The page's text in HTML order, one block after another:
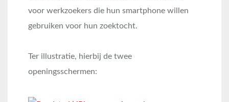
voor werkzoekers die hun smartphone willen
gebruiken voor hun zoektocht.
Ter illustratie, hierbij de twee
openingsschermen: